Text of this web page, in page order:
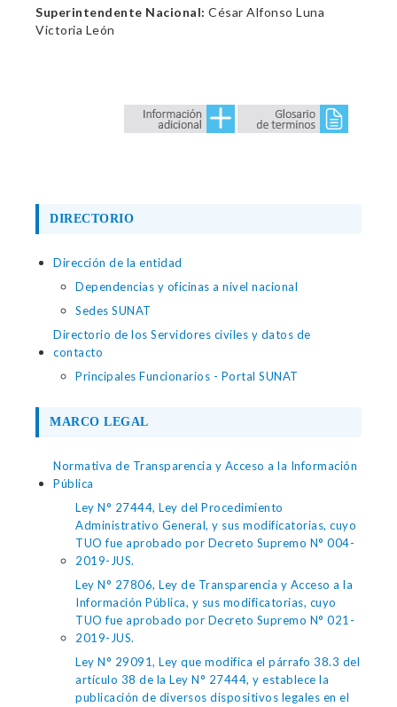
Superintendente Nacional: César Alfonso Luna
Victoria León
DIRECTORIO
Dirección de la entidad
Dependencias y oficinas a nivel nacional
Sedes SUNAT
Directorio de los Servidores civiles y datos de
contacto
Principales Funcionarios - Portal SUNAT
MARCO LEGAL
Normativa de Transparencia y Acceso a la Información
Pública
Ley N° 27444, Ley del Procedimiento
Administrativo General, y sus modificatorias, cuyo
TUO fue aprobado por Decreto Supremo N° 004-
2019-JUS.
Ley N° 27806, Ley de Transparencia y Acceso a la
Información Pública, y sus modificatorias, cuyo
TUO fue aprobado por Decreto Supremo N° 021-
2019-JUS.
Ley N° 29091, Ley que modifica el párrafo 38.3 del
artículo 38 de la Ley N° 27444, y establece la
publicación de diversos dispositivos legales en el